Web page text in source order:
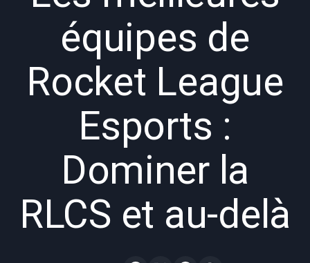
équipes de
Rocket League
Esports :
Dominer la
RLCS et au-delà